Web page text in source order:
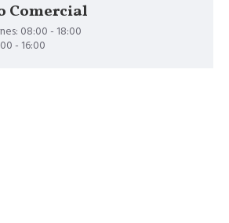
Comercial
08:00 - 18:00
- 16:00